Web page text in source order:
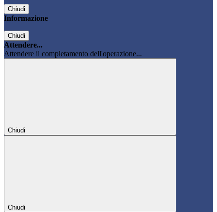
Chiudi
Informazione
Chiudi
Attendere...
Attendere il completamento dell'operazione...
Chiudi
Chiudi